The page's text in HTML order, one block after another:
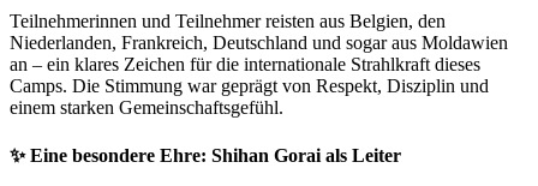
Teilnehmerinnen und Teilnehmer reisten aus Belgien, den
Niederlanden, Frankreich, Deutschland und sogar aus Moldawien
an – ein klares Zeichen für die internationale Strahlkraft dieses
Camps. Die Stimmung war geprägt von Respekt, Disziplin und
einem starken Gemeinschaftsgefühl.
✨ Eine besondere Ehre: Shihan Gorai als Leiter